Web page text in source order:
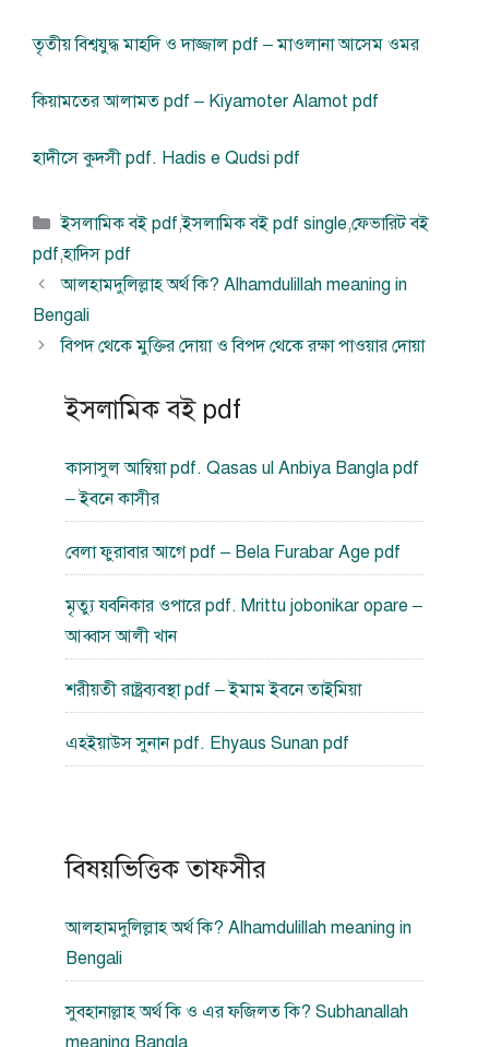
তৃতীয় বিশ্বযুদ্ধ মাহদি ও দাজ্জাল pdf – মাওলানা আসেম ওমর
কিয়ামতের আলামত pdf – Kiyamoter Alamot pdf
হাদীসে কুদসী pdf. Hadis e Qudsi pdf
বিভাগ
সমূহ
ইসলামিক বই pdf,ইসলামিক বই pdf single,ফেভারিট বই
pdf,হাদিস pdf
আলহামদুলিল্লাহ অর্থ কি? Alhamdulillah meaning in
Bengali
বিপদ থেকে মুক্তির দোয়া ও বিপদ থেকে রক্ষা পাওয়ার দোয়া
ইসলামিক বই pdf
কাসাসুল আম্বিয়া pdf. Qasas ul Anbiya Bangla pdf
– ইবনে কাসীর
বেলা ফুরাবার আগে pdf – Bela Furabar Age pdf
মৃত্যু যবনিকার ওপারে pdf. Mrittu jobonikar opare –
আব্বাস আলী খান
শরীয়তী রাষ্ট্রব্যবস্থা pdf – ইমাম ইবনে তাইমিয়া
এহইয়াউস সুনান pdf. Ehyaus Sunan pdf
বিষয়ভিত্তিক তাফসীর
আলহামদুলিল্লাহ অর্থ কি? Alhamdulillah meaning in
Bengali
সুবহানাল্লাহ অর্থ কি ও এর ফজিলত কি? Subhanallah
meaning Bangla